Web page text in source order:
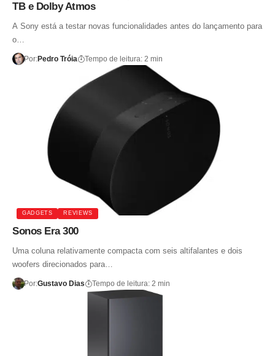
TB e Dolby Atmos
A Sony está a testar novas funcionalidades antes do lançamento para
o…
Por:Pedro Tróia Tempo de leitura: 2 min
GADGETS REVIEWS
Sonos Era 300
Uma coluna relativamente compacta com seis altifalantes e dois
woofers direcionados para…
Por:Gustavo Dias Tempo de leitura: 2 min